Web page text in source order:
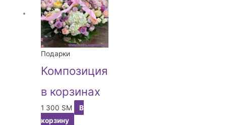
Подарки
Композиция
в корзинах
1 300 ЅМ
В
корзину